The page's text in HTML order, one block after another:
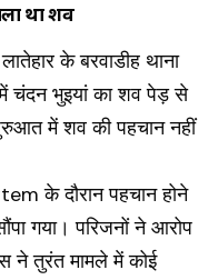
था शव
के बरवाडीह थाना
चंदन भुइयां का शव पेड़ से
में शव की पहचान नहीं
के दौरान पहचान होने
गया। परिजनों ने आरोप
ने तुरंत मामले में कोई